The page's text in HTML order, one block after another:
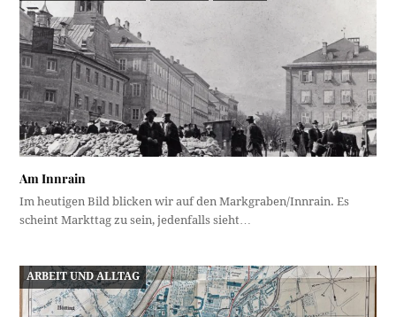
Am Innrain
Im heutigen Bild blicken wir auf den Markgraben/Innrain. Es
scheint Markttag zu sein, jedenfalls sieht…
ARBEIT UND ALLTAG